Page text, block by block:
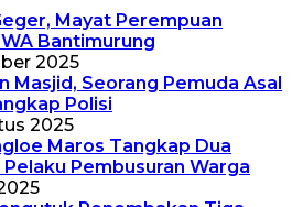
Mayat Perempuan
Bantimurung
2025
Masjid, Seorang Pemuda Asal
Polisi
2025
Maros Tangkap Dua
Pembusuran Warga